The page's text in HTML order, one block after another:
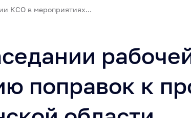
КСО в мероприятиях...
поправок к